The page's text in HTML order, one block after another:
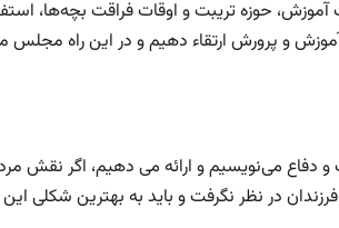
آموزش، حوزه تریبت و اوقات فراقت بچه‌ها،
و پرورش ارتقاء دهیم و در این راه مجلس
دفاع می‌نویسیم و ارائه می دهیم، اگر نقش
در نظر نگرفت و باید به بهترین شکلی